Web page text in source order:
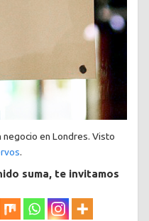
negocio en Londres. Visto
.
suma, te invitamos